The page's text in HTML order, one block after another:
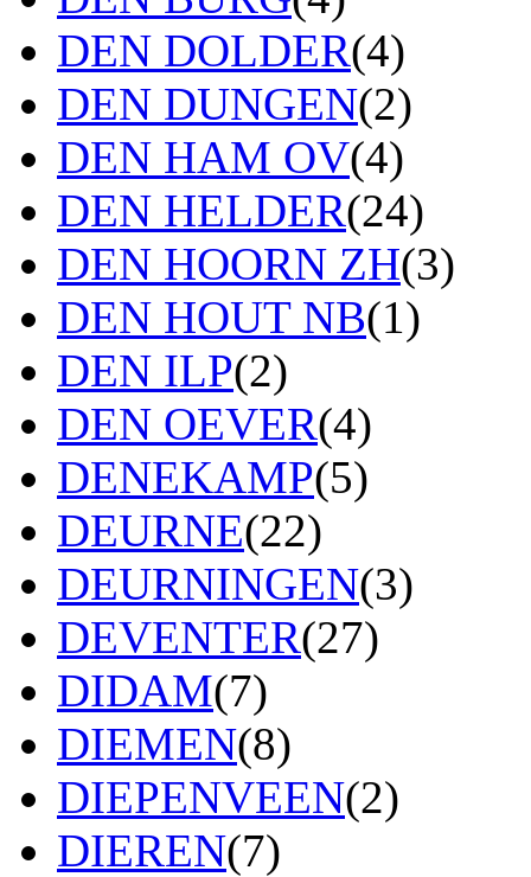
DEN DOLDER(4)
DEN DUNGEN(2)
DEN HAM OV(4)
DEN HELDER(24)
DEN HOORN ZH(3)
DEN HOUT NB(1)
DEN ILP(2)
DEN OEVER(4)
DENEKAMP(5)
DEURNE(22)
DEURNINGEN(3)
DEVENTER(27)
DIDAM(7)
DIEMEN(8)
DIEPENVEEN(2)
DIEREN(7)